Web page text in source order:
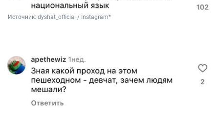
Источник: dyshat_official / Instagram*